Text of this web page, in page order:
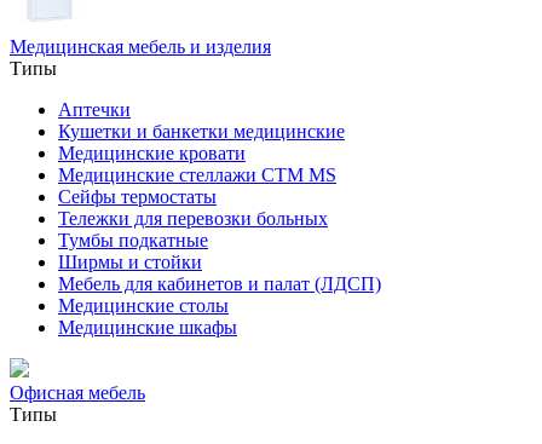
Медицинская мебель и изделия
Типы
Аптечки
Кушетки и банкетки медицинские
Медицинские кровати
Медицинские стеллажи CTM MS
Сейфы термостаты
Тележки для перевозки больных
Тумбы подкатные
Ширмы и стойки
Мебель для кабинетов и палат (ЛДСП)
Медицинские столы
Медицинские шкафы
Офисная мебель
Типы